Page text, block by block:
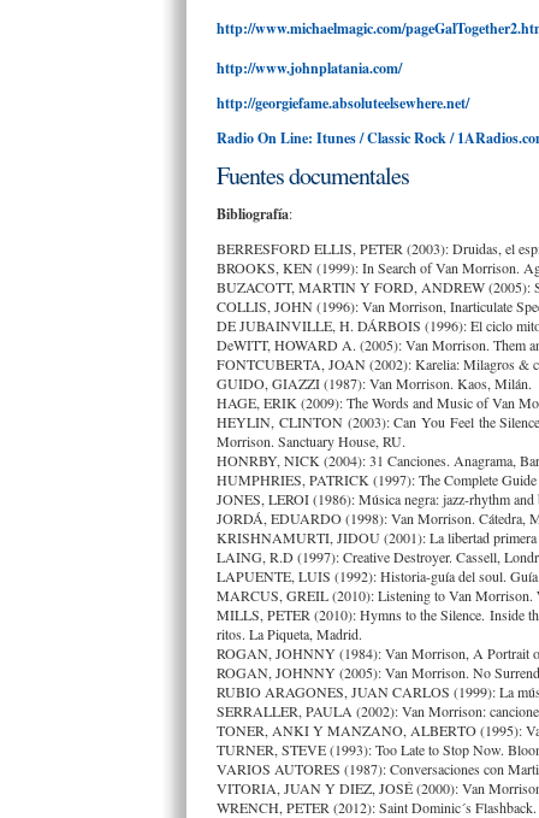
http://www.michaelmagic.com/
http://www.johnplatania.com/
http://georgiefame.absoluteelsewhere.net/
Radio On Line: Itunes / Classic Rock /
Fuentes documentales
Bibliografía:
BERRESFORD ELLIS, PETER (2003): Druidas, el
BROOKS, KEN (1999): In Search of Van Morrison.
BUZACOTT, MARTIN Y FORD, ANDREW (2005):
COLLIS, JOHN (1996): Van Morrison, Inarticulate
DE JUBAINVILLE, H. DÁRBOIS (1996): El ciclo
DeWITT, HOWARD A. (2005): Van Morrison. Them
FONTCUBERTA, JOAN (2002): Karelia: Milagros &
GUIDO, GIAZZI (1987): Van Morrison. Kaos, Milán.
HAGE, ERIK (2009): The Words and Music of Van
HEYLIN, CLINTON (2003): Can You Feel the
Morrison. Sanctuary House, RU.
HONRBY, NICK (2004): 31 Canciones. Anagrama,
HUMPHRIES, PATRICK (1997): The Complete
JONES, LEROI (1986): Música negra: jazz-rhythm and
JORDÁ, EDUARDO (1998): Van Morrison. Cátedra,
KRISHNAMURTI, JIDOU (2001): La libertad primera
LAING, R.D (1997): Creative Destroyer. Cassell,
LAPUENTE, LUIS (1992): Historia-guía del soul.
MARCUS, GREIL (2010): Listening to Van
MILLS, PETER (2010): Hymns to the Silence. Inside
ritos. La Piqueta, Madrid.
ROGAN, JOHNNY (1984): Van Morrison, A Portrait
ROGAN, JOHNNY (2005): Van Morrison. No
RUBIO ARAGONES, JUAN CARLOS (1999): La
SERRALLER, PAULA (2002): Van Morrison:
TONER, ANKI Y MANZANO, ALBERTO (1995):
TURNER, STEVE (1993): Too Late to Stop Now.
VARIOS AUTORES (1987): Conversaciones con
VITORIA, JUAN Y DIEZ, JOSÉ (2000): Van
WRENCH, PETER (2012): Saint Dominic´s